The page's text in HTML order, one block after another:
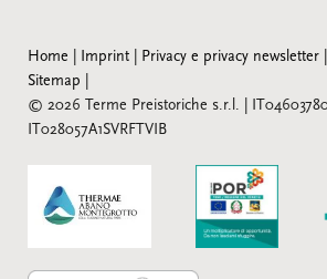
Home Imprint Privacy e privacy newsletter
Sitemap
© 2026 Terme Preistoriche s.r.l.
IT028057A1SVRFTVIB